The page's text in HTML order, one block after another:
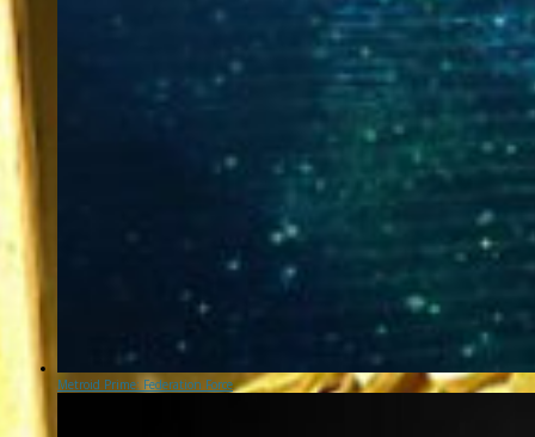
Metroid Prime: Federation Force